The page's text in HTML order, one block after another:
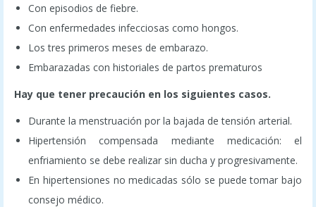
Con episodios de fiebre.
Con enfermedades infecciosas como hongos.
Los tres primeros meses de embarazo.
Embarazadas con historiales de partos prematuros
Hay que tener precaución en los siguientes casos.
Durante la menstruación por la bajada de tensión arterial.
Hipertensión compensada mediante medicación: el
enfriamiento se debe realizar sin ducha y progresivamente.
En hipertensiones no medicadas sólo se puede tomar bajo
consejo médico.